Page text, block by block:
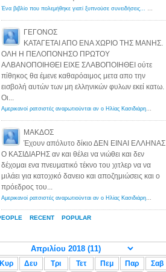
RECENT POPULAR
Ένα βιβλίο που πολεμήθηκε γιατί ξυπνούσε συνειδήσεις... - Λόγιος Ερμής | Η γνώση ξεκινάει με την αναζήτηση...
ΓΕΓΟΝΟΣ
ΚΑΤΑΓΕΤΑΙ ΑΠΟ ΕΝΑ ΧΩΡΙΟ ΤΗΣ ΜΑΝΗΣ.
ΟΛΗ Η ΠΕΛΟΠΟΝΗΣΟ ΠΡΩΤΟΥ
ΑΛΒΑΝΟΠΟΙΗΘΕΙ ΕΙΧΕ ΣΛΑΒΟΠΟΙΗΘΕΙ ούτε
πίθηκος θα έμενε καθαρόαιμος μετα απο την
εισβολή αυτών των μη ελληνικών φυλων εκεί κατω.
Οι...
Αμερικανοί ρατσιστές αναρωτιούνται αν ο Ηλίας Κασιδιάρης ανήκει στη λευκή φυλή... - Λόγιος Ερμής
ΜΑΚΔΟΣ
Έχουν απόλυτο δίκιο ΔΕΝ ΕΙΝΑΙ ΕΛΛΗΝΑΣ
Ο ΚΑΣΙΔΙΑΡΗΣ αν και θέλει να νιώθει και δεν
δέχομαι ενα πνευματικό τέκνο του χιτλερ να να
μιλάει για κατοχικό δανειο και αποζημιώσεις και ο
πρόεδρος του...
Αμερικανοί ρατσιστές αναρωτιούνται αν ο Ηλίας Κασιδιάρης ανήκει στη λευκή φυλή... - Λόγιος Ερμής
Δευ Τρι Τετ Πεμ Παρ Σαβ